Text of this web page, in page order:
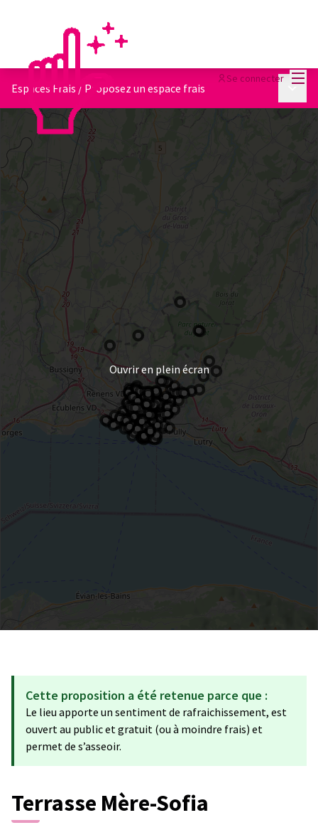
Se connecter
Espaces Frais / Proposez un espace frais
Ouvrir en plein écran
Cette proposition a été retenue parce que :
Le lieu apporte un sentiment de rafraichissement, est
ouvert au public et gratuit (ou à moindre frais) et
permet de s’asseoir.
Terrasse Mère-Sofia